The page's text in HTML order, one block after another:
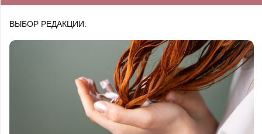
ВЫБОР РЕДАКЦИИ: